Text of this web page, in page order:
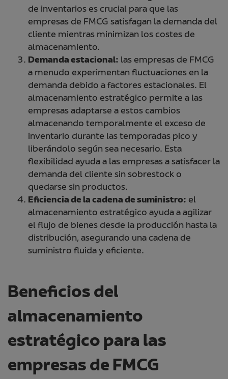
de inventarios es crucial para que las
empresas de FMCG satisfagan la demanda del
cliente mientras minimizan los costes de
almacenamiento.
Demanda estacional: las empresas de FMCG
a menudo experimentan fluctuaciones en la
demanda debido a factores estacionales. El
almacenamiento estratégico permite a las
empresas adaptarse a estos cambios
almacenando temporalmente el exceso de
inventario durante las temporadas pico y
liberándolo según sea necesario. Esta
flexibilidad ayuda a las empresas a satisfacer la
demanda del cliente sin sobrestock o
quedarse sin productos.
Eficiencia de la cadena de suministro: el
almacenamiento estratégico ayuda a agilizar
el flujo de bienes desde la producción hasta la
distribución, asegurando una cadena de
suministro fluida y eficiente.
Beneficios del
almacenamiento
estratégico para las
empresas de FMCG